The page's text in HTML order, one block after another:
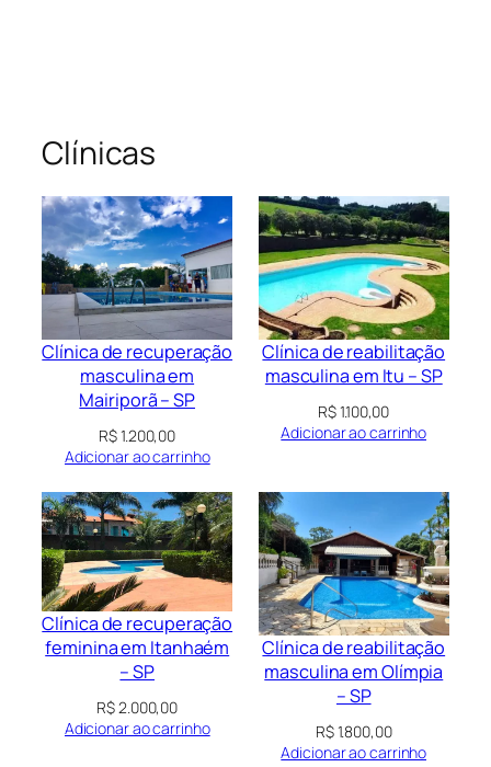
Clínicas
Clínica de recuperação
masculina em
Mairiporã – SP
R$1.200,00
Adicionar ao carrinho
Clínica de reabilitação
masculina em Itu – SP
R$1.100,00
Adicionar ao carrinho
Clínica de recuperação
feminina em Itanhaém
– SP
R$2.000,00
Adicionar ao carrinho
Clínica de reabilitação
masculina em Olímpia
– SP
R$1.800,00
Adicionar ao carrinho